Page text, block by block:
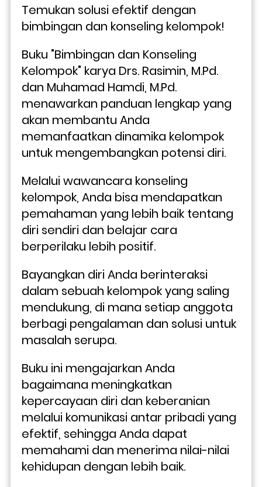
Temukan solusi efektif dengan
bimbingan dan konseling kelompok!
Buku "Bimbingan dan Konseling
Kelompok" karya Drs. Rasimin, M.Pd.
dan Muhamad Hamdi, M.Pd.
menawarkan panduan lengkap yang
akan membantu Anda
memanfaatkan dinamika kelompok
untuk mengembangkan potensi diri.
Melalui wawancara konseling
kelompok, Anda bisa mendapatkan
pemahaman yang lebih baik tentang
diri sendiri dan belajar cara
berperilaku lebih positif.
Bayangkan diri Anda berinteraksi
dalam sebuah kelompok yang saling
mendukung, di mana setiap anggota
berbagi pengalaman dan solusi untuk
masalah serupa.
Buku ini mengajarkan Anda
bagaimana meningkatkan
kepercayaan diri dan keberanian
melalui komunikasi antar pribadi yang
efektif, sehingga Anda dapat
memahami dan menerima nilai-nilai
kehidupan dengan lebih baik.